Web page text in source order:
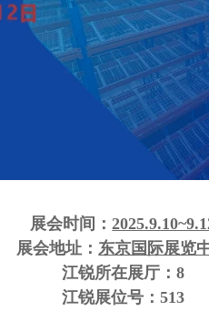
展会时间：
展会地址： 东京国际展览
江锐所在展厅：8
江锐展位号：513